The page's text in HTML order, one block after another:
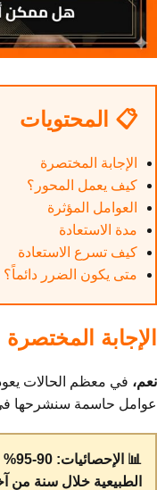
📋 المحتويات
الإجابة المختصرة
كيف يعمل المحور؟
العوامل المؤثرة
مدة الاستعادة
كيف تسرع الاستعادة
متى يكون الضرر دائماً؟
الإجابة المختصرة
نعم، في معظم الحالات
عوامل حاسمة سنشرحها
📊
الطبيعية خلال سنة